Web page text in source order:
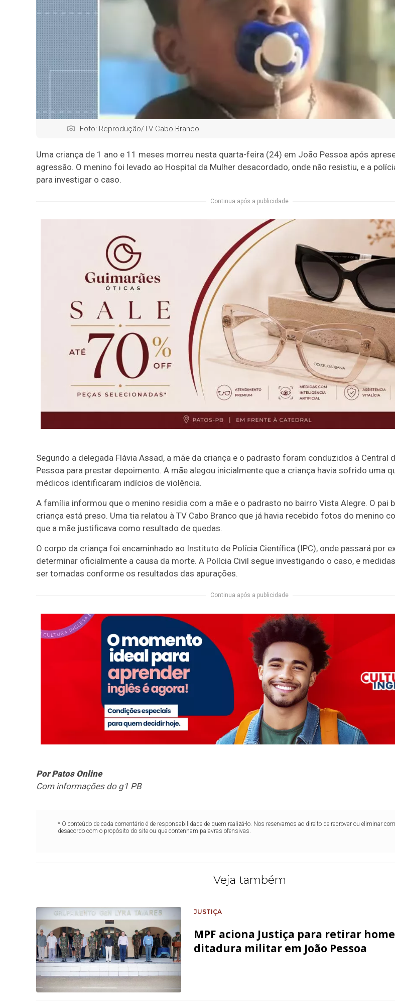
Foto: Reprodução/TV Cabo Branco
Uma criança de 1 ano e 11 meses morreu nesta quarta-feira (24) em João Pessoa após
agressão. O menino foi levado ao Hospital da Mulher desacordado, onde não resistiu, e a
para investigar o caso.
Continua após a publicidade
Segundo a delegada Flávia Assad, a mãe da criança e o padrasto foram conduzidos à Central
Pessoa para prestar depoimento. A mãe alegou inicialmente que a criança havia sofrido uma
médicos identificaram indícios de violência.
A família informou que o menino residia com a mãe e o padrasto no bairro Vista Alegre. O pai
criança está preso. Uma tia relatou à TV Cabo Branco que já havia recebido fotos do menino
que a mãe justificava como resultado de quedas.
O corpo da criança foi encaminhado ao Instituto de Polícia Científica (IPC), onde passará por
determinar oficialmente a causa da morte. A Polícia Civil segue investigando o caso, e
ser tomadas conforme os resultados das apurações.
Continua após a publicidade
Por Patos Online
Com informações do g1 PB
* O conteúdo de cada comentário é de responsabilidade de quem realizá-lo. Nos reservamos ao direito de reprovar ou eliminar
desacordo com o propósito do site ou que contenham palavras ofensivas.
Veja também
JUSTIÇA
MPF aciona Justiça para retirar
ditadura militar em João Pessoa